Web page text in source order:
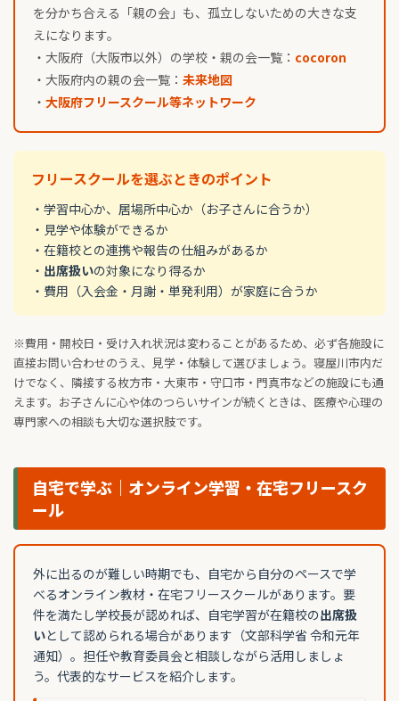
を分かち合える「親の会」も、孤立しないための大きな支
えになります。
・大阪府（大阪市以外）の学校・親の会一覧： cocoron
・大阪府内の親の会一覧： 未来地図
・ 大阪府フリースクール等ネットワーク
フリースクールを選ぶときのポイント
・学習中心か、居場所中心か（お子さんに合うか）
・見学や体験ができるか
・在籍校との連携や報告の仕組みがあるか
・ 出席扱いの対象になり得るか
・費用（入会金・月謝・単発利用）が家庭に合うか
※費用・開校日・受け入れ状況は変わることがあるため、必ず各施設に
直接お問い合わせのうえ、見学・体験して選びましょう。寝屋川市内だ
けでなく、隣接する枚方市・大東市・守口市・門真市などの施設にも通
えます。お子さんに心や体のつらいサインが続くときは、医療や心理の
専門家への相談も大切な選択肢です。
自宅で学ぶ｜オンライン学習・在宅フリースク
ール
外に出るのが難しい時期でも、自宅から自分のペースで学
べるオンライン教材・在宅フリースクールがあります。要
件を満たし学校長が認めれば、自宅学習が在籍校の出席扱
いとして認められる場合があります（文部科学省 令和元年
通知）。担任や教育委員会と相談しながら活用しましょ
う。代表的なサービスを紹介します。